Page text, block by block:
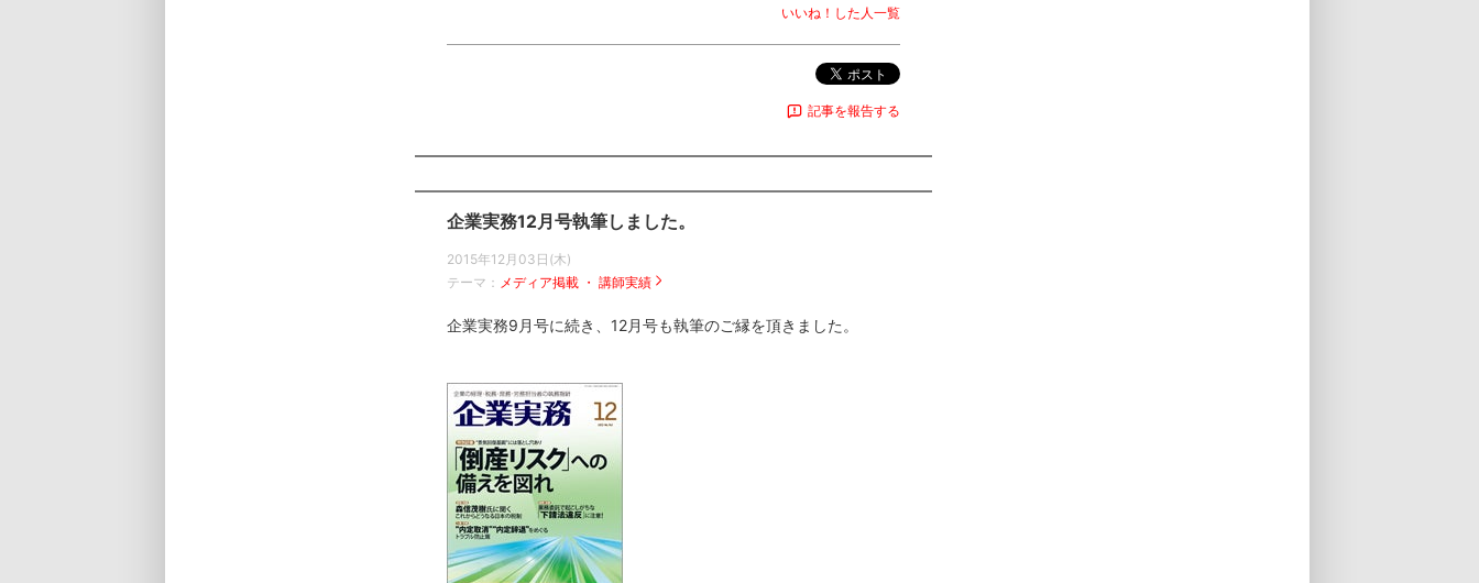
いいね！した人一覧
ポスト
記事を報告する
企業実務12月号執筆しました。
2015年12月03日(木)
テーマ： メディア掲載 ・ 講師実績
企業実務9月号に続き、12月号も執筆のご縁を頂きました。